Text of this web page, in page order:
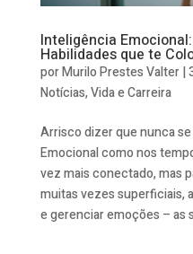
Inteligência
Habilidades que te
porMurilo Prestes Valter|
Notícias,Vida e Carreira
Arrisco dizer que nunca
Emocional como nos
vez mais conectado, mas
muitas vezes superficiais,
e gerenciar emoções – as